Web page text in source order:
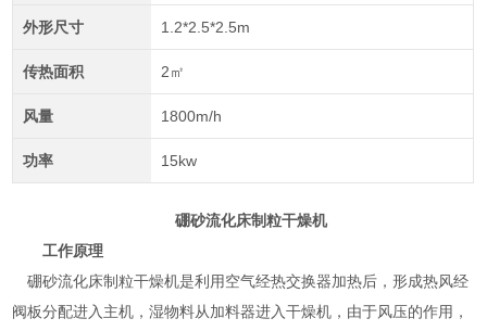
外形尺寸 1.2*2.5*2.5m
传热面积 2㎡
风量 1800m/h
功率 15kw
硼砂流化床制粒干燥机
工作原理
硼砂流化床制粒干燥机是利用空气经热交换器加热后，形成热风经
阀板分配进入主机，湿物料从加料器进入干燥机，由于风压的作用，